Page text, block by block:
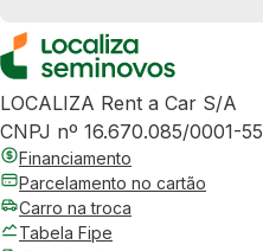
LOCALIZA Rent a Car S/A
CNPJ nº 16.670.085/0001-55
Financiamento
Parcelamento no cartão
Carro na troca
Tabela Fipe